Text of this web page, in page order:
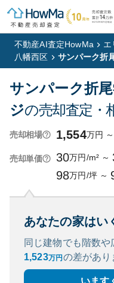
不動産AI査定HowMa エ
八幡西区
サンパーク折
サンパーク折
ジの売却査定・
売却相場 1,554万円 ～
売却単価 30万円/m² ～
98万円/坪 ～
あなたの家はい
同じ建物でも階数や
1,523万円 の差があり
います